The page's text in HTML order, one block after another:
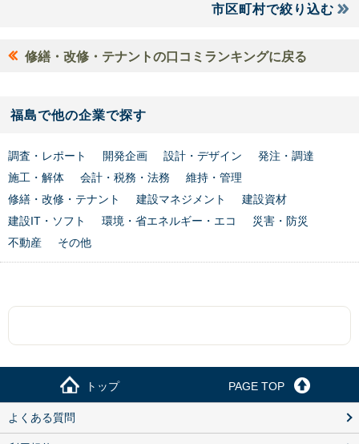
市区町村で絞り込む
修繕・改修・テナントの口コミランキングに戻る
福島で他の企業で探す
調査・レポート 開発企画 設計・デザイン
発注・調達
施工・解体
会計・税務・法務
維持・管理
修繕・改修・テナント
建設マネジメント
建設資材
建設IT・ソフト
環境・省エネルギー・エコ
災害・防災
不動産
その他
トップ PAGE TOP
よくある質問